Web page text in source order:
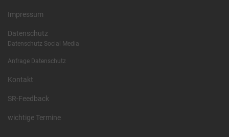
Impressum
Datenschutz
Datenschutz Social Media
Anfrage Datenschutz
Kontakt
SR-Feedback
wichtige Termine